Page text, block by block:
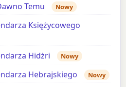
Temu Nowy
Księżycowego
Hidżri Nowy
Hebrajskiego Nowy